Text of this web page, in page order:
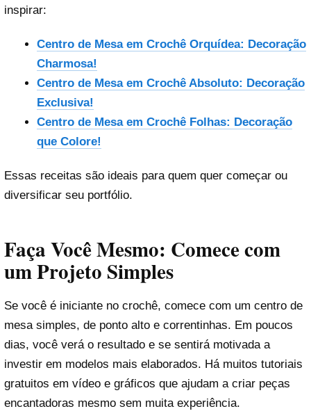
inspirar:
Centro de Mesa em Crochê Orquídea: Decoração
Charmosa!
Centro de Mesa em Crochê Absoluto: Decoração
Exclusiva!
Centro de Mesa em Crochê Folhas: Decoração
que Colore!
Essas receitas são ideais para quem quer começar ou
diversificar seu portfólio.
Faça Você Mesmo: Comece com
um Projeto Simples
Se você é iniciante no crochê, comece com um centro de
mesa simples, de ponto alto e correntinhas. Em poucos
dias, você verá o resultado e se sentirá motivada a
investir em modelos mais elaborados. Há muitos tutoriais
gratuitos em vídeo e gráficos que ajudam a criar peças
encantadoras mesmo sem muita experiência.